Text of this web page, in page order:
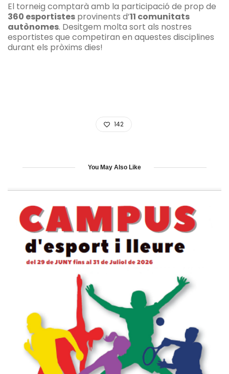
El torneig comptarà amb la participació de prop de
360 esportistes provinents d’11 comunitats
autònomes. Desitgem molta sort als nostres
esportistes que competiran en aquestes disciplines
durant els pròxims dies!
142
You May Also Like